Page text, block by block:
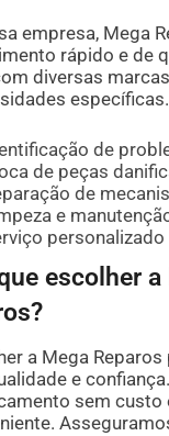
empresa, Mega
rápido e de
diversas
específicas.
de
de peças
de
e
escolher
a Mega
e
sem custo